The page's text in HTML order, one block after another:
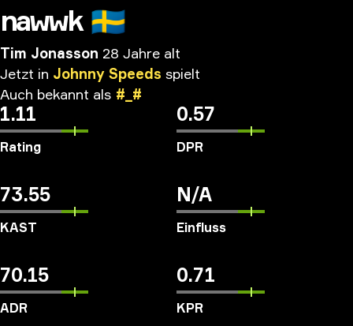
nawwk 🇸🇪
Tim Jonasson 28 Jahre alt
Jetzt in Johnny Speeds spielt
Auch bekannt als #_#
1.11
Rating
0.57
DPR
73.55
KAST
N/A
Einfluss
70.15
ADR
0.71
KPR